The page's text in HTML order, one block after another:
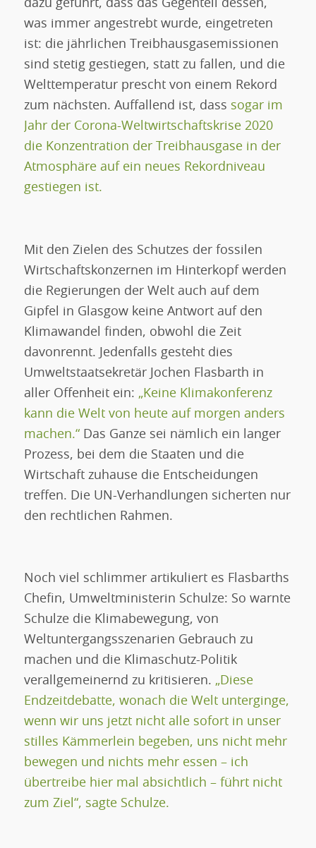
dazu geführt, dass das Gegenteil dessen,
was immer angestrebt wurde, eingetreten
ist: die jährlichen Treibhausgasemissionen
sind stetig gestiegen, statt zu fallen, und die
Welttemperatur prescht von einem Rekord
zum nächsten. Auffallend ist, dass sogar im
Jahr der Corona-Weltwirtschaftskrise 2020
die Konzentration der Treibhausgase in der
Atmosphäre auf ein neues Rekordniveau
gestiegen ist.
Mit den Zielen des Schutzes der fossilen
Wirtschaftskonzernen im Hinterkopf werden
die Regierungen der Welt auch auf dem
Gipfel in Glasgow keine Antwort auf den
Klimawandel finden, obwohl die Zeit
davonrennt. Jedenfalls gesteht dies
Umweltstaatsekretär Jochen Flasbarth in
aller Offenheit ein: „Keine Klimakonferenz
kann die Welt von heute auf morgen anders
machen.“Das Ganze sei nämlich ein langer
Prozess, bei dem die Staaten und die
Wirtschaft zuhause die Entscheidungen
treffen. Die UN-Verhandlungen sicherten nur
den rechtlichen Rahmen.
Noch viel schlimmer artikuliert es Flasbarths
Chefin, Umweltministerin Schulze: So warnte
Schulze die Klimabewegung, von
Weltuntergangsszenarien Gebrauch zu
machen und die Klimaschutz-Politik
verallgemeinernd zu kritisieren. „Diese
Endzeitdebatte, wonach die Welt unterginge,
wenn wir uns jetzt nicht alle sofort in unser
stilles Kämmerlein begeben, uns nicht mehr
bewegen und nichts mehr essen – ich
übertreibe hier mal absichtlich – führt nicht
zum Ziel“, sagte Schulze.